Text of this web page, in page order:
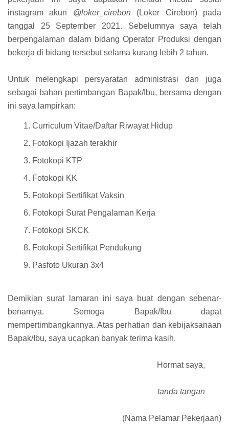
instagram akun @loker_cirebon(Loker Cirebon) pada
tanggal 25 September 2021. Sebelumnya saya telah
berpengalaman dalam bidang Operator Produksi dengan
bekerja di bidang tersebut selama kurang lebih 2 tahun.
Untuk melengkapi persyaratan administrasi dan juga
sebagai bahan pertimbangan Bapak/Ibu, bersama dengan
ini saya lampirkan:
Curriculum Vitae/Daftar Riwayat Hidup
Fotokopi Ijazah terakhir
Fotokopi KTP
Fotokopi KK
Fotokopi Sertifikat Vaksin
Fotokopi Surat Pengalaman Kerja
Fotokopi SKCK
Fotokopi Sertifikat Pendukung
Pasfoto Ukuran 3x4
Demikian surat lamaran ini saya buat dengan sebenar-
benarnya. Semoga Bapak/Ibu dapat
mempertimbangkannya. Atas perhatian dan kebijaksanaan
Bapak/Ibu, saya ucapkan banyak terima kasih.
Hormat saya,
tanda tangan
(Nama Pelamar Pekerjaan)